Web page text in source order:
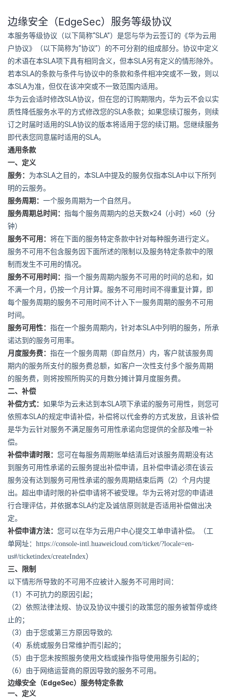
边缘安全（EdgeSec）服务等级协议
本服务等级协议（以下简称“SLA”）是您与华为云签订的《华为云用
户协议》（以下简称为“协议”）的不可分割的组成部分。协议中定义
的术语在本SLA项下具有相同含义，但本SLA另有定义的情形除外。
若本SLA的条款与条件与协议中的条款和条件相冲突或不一致，则以
本SLA为准，但仅在该冲突或不一致范围内适用。
华为云会适时修改SLA协议，但在您的订购期限内，华为云不会以实
质性降低服务水平的方式修改您的SLA条款；如果您续订服务，则续
订之时届时适用的SLA协议的版本将适用于您的续订期。您继续服务
即代表您同意届时适用的SLA。
通用条款
一、定义
服务： 为本SLA之目的，本SLA中提及的服务仅指本SLA中以下所列
明的云服务。
服务周期： 一个服务周期为一个自然月。
服务周期总时间： 指每个服务周期内的总天数×24 （小时） ×60 （分
钟）
服务不可用： 将在下面的服务特定条款中针对每种服务进行定义。
服务不可用不包含服务因下面所述的限制以及服务特定条款中的限
制而发生不可用的情况。
服务不可用时间： 指一个服务周期内服务不可用的时间的总和，如
不满一个月，仍按一个月计算。服务不可用时间不得重复计算，即
每个服务周期的服务不可用时间不计入下一服务周期的服务不可用
时间。
服务可用性： 指在一个服务周期内，针对本SLA中列明的服务，所承
诺达到的服务可用率。
月度服务费： 指在一个服务周期（即自然月）内，客户就该服务周
期内的服务所支付的服务费总额，如客户一次性支付多个服务周期
的服务费，则将按照所购买的月数分摊计算月度服务费。
二、补偿
补偿方式： 如果华为云未达到本SLA项下承诺的服务可用性，则您可
依照本SLA的规定申请补偿，补偿将以代金券的方式发放，且该补偿
是华为云针对服务不满足服务可用性承诺向您提供的全部及唯一补
偿。
补偿申请时限： 您可在每服务周期账单结清后对该服务周期没有达
到服务可用性承诺的云服务提出补偿申请，且补偿申请必须在该云
服务没有达到服务可用性承诺的服务周期结束后两（2）个月内提
出。超出申请时限的补偿申请将不被受理。华为云将对您的申请进
行合理评估，并依据本SLA约定及诚信原则就是否适用补偿做出决
定。
补偿申请方法： 您可以在华为云用户中心提交工单申请补偿。（工
单网址： https://console-intl.huaweicloud.com/ticket/?locale=en-
us#/ticketindex/createIndex）
三、限制
以下情形所导致的不可用不应被计入服务不可用时间：
（1） 不可抗力的原因引起；
（2） 依照法律法规、协议及协议中援引的政策您的服务被暂停或终
止的；
（3） 由于您或第三方原因导致的;
（4） 系统或服务日常维护而引起的；
（5） 由于您未按照服务使用文档或操作指导使用服务引起的；
（6） 由于网络运营商的原因导致的服务不可用。
边缘安全（EdgeSec）服务特定条款
一、定义